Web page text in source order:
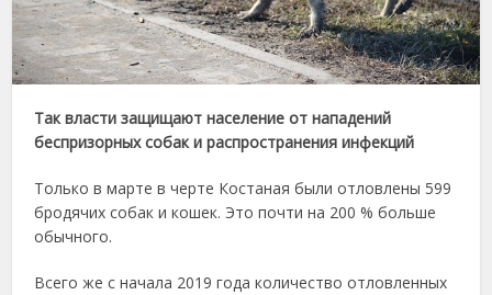
Так власти защищают население от нападений
беспризорных собак и распространения инфекций
Только в марте в черте Костаная были отловлены 599
бродячих собак и кошек. Это почти на 200 % больше
обычного.
Всего же с начала 2019 года количество отловленных